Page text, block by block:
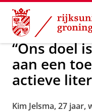
Skip
Content
Skip
Navigation
“Ons doel
aan een
actieve
Kim Jelsma, 27